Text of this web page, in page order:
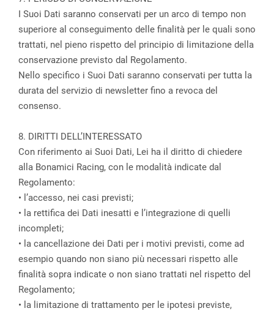
I Suoi Dati saranno conservati per un arco di tempo non
superiore al conseguimento delle finalità per le quali sono
trattati, nel pieno rispetto del principio di limitazione della
conservazione previsto dal Regolamento.
Nello specifico i Suoi Dati saranno conservati per tutta la
durata del servizio di newsletter fino a revoca del
consenso.
8. DIRITTI DELL’INTERESSATO
Con riferimento ai Suoi Dati, Lei ha il diritto di chiedere
alla Bonamici Racing, con le modalità indicate dal
Regolamento:
• l’accesso, nei casi previsti;
• la rettifica dei Dati inesatti e l’integrazione di quelli
incompleti;
• la cancellazione dei Dati per i motivi previsti, come ad
esempio quando non siano più necessari rispetto alle
finalità sopra indicate o non siano trattati nel rispetto del
Regolamento;
• la limitazione di trattamento per le ipotesi previste,